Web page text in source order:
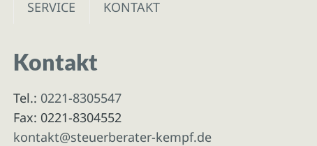
SERVICE KONTAKT
Kontakt
Tel.: 0221-8305547
Fax: 0221-8304552
kontakt@steuerberater-kempf.de